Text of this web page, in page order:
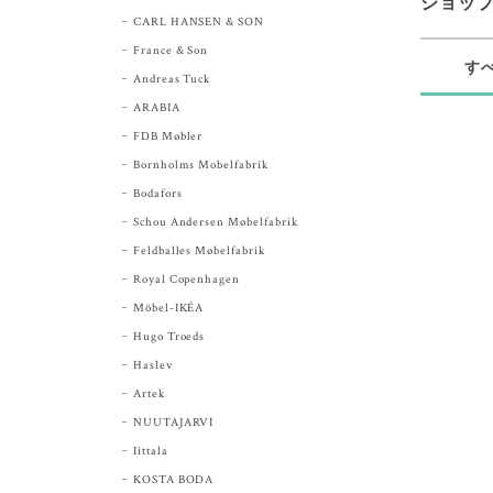
す
CARL HANSEN & SON
France & Son
Andreas Tuck
ARABIA
FDB Møbler
Bornholms Mobelfabrik
Bodafors
Schou Andersen Møbelfabrik
Feldballes Møbelfabrik
Royal Copenhagen
Möbel-IKÉA
Hugo Troeds
Haslev
Artek
NUUTAJARVI
Iittala
KOSTA BODA